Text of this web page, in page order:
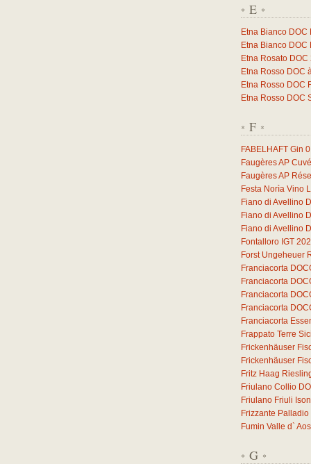
* E *
Etna Bianco
Etna Bianco
Etna Rosato DOC
Etna Rosso DOC
Etna Rosso DOC
Etna Rosso DOC
* F *
FABELHAFT Gin
Faugères AP
Faugères AP
Festa Norìa Vino
Fiano di Avellino
Fiano di Avellino
Fiano di Avellino
Fontalloro IGT
Forst Ungeheuer
Franciacorta
Franciacorta
Franciacorta
Franciacorta
Franciacorta
Frappato Terre
Frickenhäuser
Frickenhäuser
Fritz Haag
Friulano Collio
Friulano Friuli
Frizzante Palladio
Fumin Valle d`
* G *